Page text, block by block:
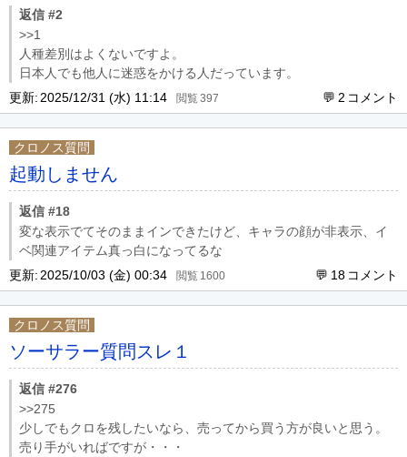
アイテムショップ改修 多分まだ
最大クロ取引量 進捗不明
こんなところじゃない
返信 #2
>>1
人種差別はよくないですよ。
日本人でも他人に迷惑をかける人だっています。
更新: 2025/12/31 (水) 11:14 397 2
クロノス質問
起動しません
返信 #18
変な表示でてそのままインできたけど、キャラの顔が非表示、イ
ベ関連アイテム真っ白になってるな
更新: 2025/10/03 (金) 00:34 1600 18
クロノス質問
ソーサラー質問スレ１
返信 #276
>>275
少しでもクロを残したいなら、売ってから買う方が良いと思う。
売り手がいればですが・・・